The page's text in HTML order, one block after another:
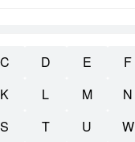
C D E F
K L M N
S T U W